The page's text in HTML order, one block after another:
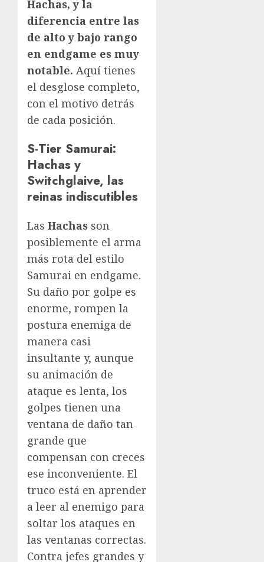
Hachas, y la
diferencia entre las
de alto y bajo rango
en endgame es muy
notable. Aquí tienes
el desglose completo,
con el motivo detrás
de cada posición.
S-Tier Samurai:
Hachas y
Switchglaive, las
reinas indiscutibles
Las Hachas son
posiblemente el arma
más rota del estilo
Samurai en endgame.
Su daño por golpe es
enorme, rompen la
postura enemiga de
manera casi
insultante y, aunque
su animación de
ataque es lenta, los
golpes tienen una
ventana de daño tan
grande que
compensan con creces
ese inconveniente. El
truco está en aprender
a leer al enemigo para
soltar los ataques en
las ventanas correctas.
Contra jefes grandes y